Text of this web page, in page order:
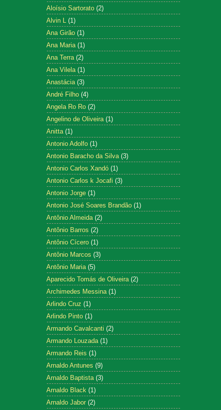
Aloísio Sartorato (2)
Alvin L (1)
Ana Girão (1)
Ana Maria (1)
Ana Terra (2)
Ana Vilela (1)
Anastácia (3)
André Filho (4)
Angela Ro Ro (2)
Angelino de Oliveira (1)
Anitta (1)
Antonio Adolfo (1)
Antonio Baracho da Silva (3)
Antonio Carlos Xandó (1)
Antonio Carlos k Jocafi (3)
Antonio Jorge (1)
Antonio José Soares Brandão (1)
Antônio Almeida (2)
Antônio Barros (2)
Antônio Cícero (1)
Antônio Marcos (3)
Antônio Maria (5)
Aparecido Tomás de Oliveira (2)
Archimedes Messina (1)
Arlindo Cruz (1)
Arlindo Pinto (1)
Armando Cavalcanti (2)
Armando Louzada (1)
Armando Reis (1)
Arnaldo Antunes (9)
Arnaldo Baptista (3)
Arnaldo Black (1)
Arnaldo Jabor (2)